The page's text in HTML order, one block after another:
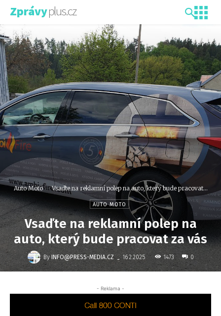
Zprávyplus.cz
Auto Moto Vsaďte na reklamní polep na auto, který bude pracovat...
AUTO MOTO
Vsaďte na reklamní polep na
auto, který bude pracovat za vás
By INFO@PRESS-MEDIA.CZ - 16.2.2025 1473 0
- Reklama -